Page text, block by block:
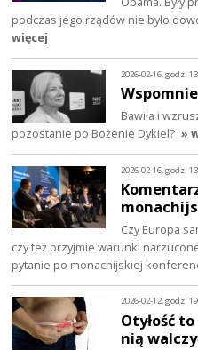
podczas jego rządów nie było
więcej
2026-02-16, godz.
Bawiła i
pozostanie po Bożenie Dykiel? »
2026-02-16, godz.
Czy Europa
czy też przyjmie warunki
pytanie po monachijskiej
2026-02-12, godz.
Otyłość
nią